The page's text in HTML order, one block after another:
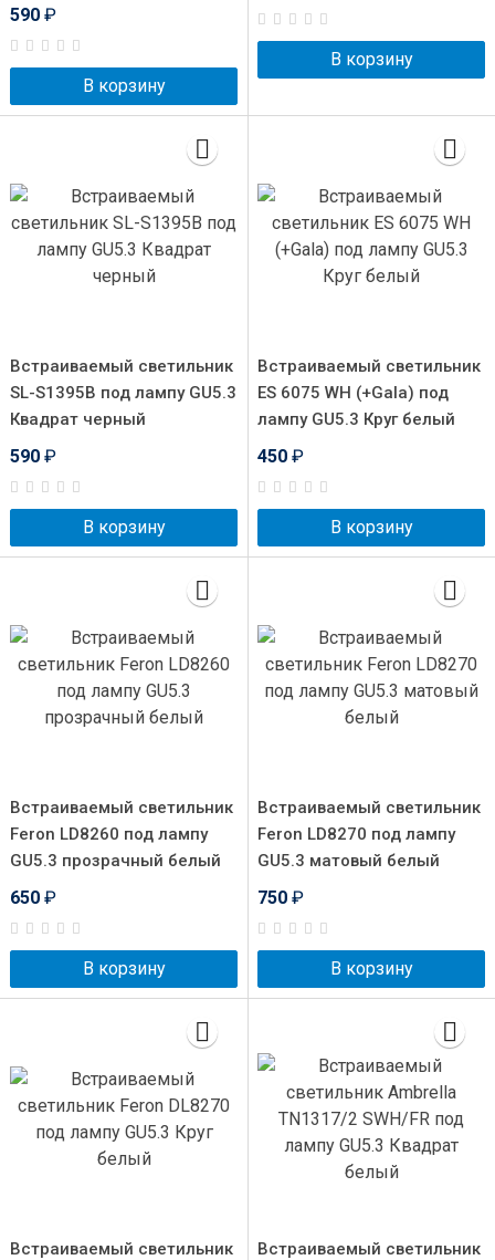
590 ₽
В корзину
В корзину
Встраиваемый светильник
SL-S1395B под лампу GU5.3
Квадрат черный
590 ₽
В корзину
Встраиваемый светильник
ES 6075 WH (+Gala) под
лампу GU5.3 Круг белый
450 ₽
В корзину
Встраиваемый светильник
Feron LD8260 под лампу
GU5.3 прозрачный белый
650 ₽
В корзину
Встраиваемый светильник
Feron LD8270 под лампу
GU5.3 матовый белый
750 ₽
В корзину
Встраиваемый светильник
Встраиваемый светильник